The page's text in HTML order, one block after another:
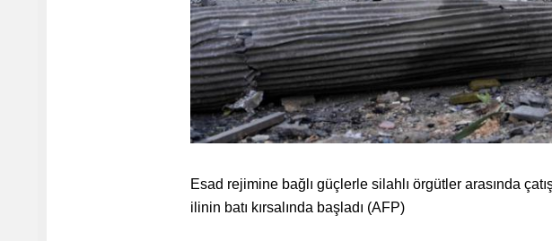
Esad rejimine bağlı güçlerle silahlı örgütler arasında
ilinin batı kırsalında başladı (AFP)